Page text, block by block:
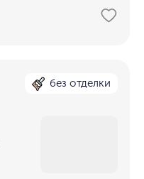
без отделки